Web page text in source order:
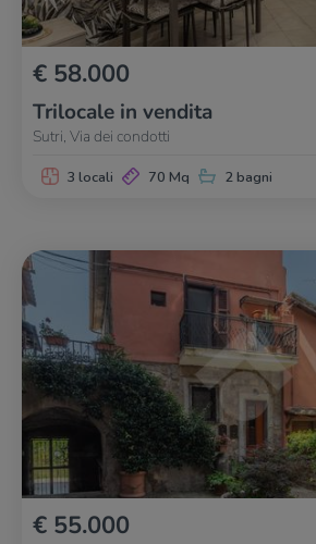
€ 58.000
Trilocale in vendita
Sutri, Via dei condotti
3 locali 70 Mq 2 bagni
€ 55.000